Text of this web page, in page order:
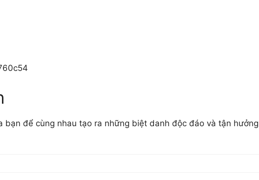
bạn để cùng nhau tạo ra những biệt danh độc đáo và tận